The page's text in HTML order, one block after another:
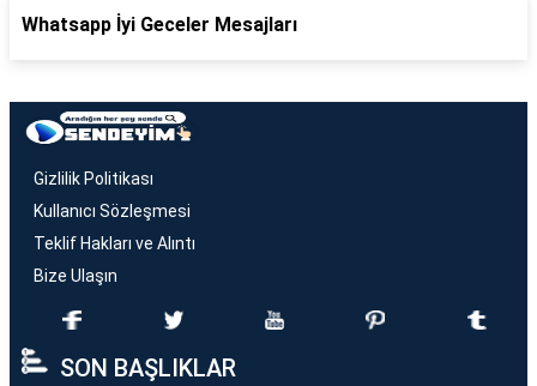
Whatsapp İyi Geceler Mesajları
Gizlilik Politikası
Kullanıcı Sözleşmesi
Teklif Hakları ve Alıntı
Bize Ulaşın
SON BAŞLIKLAR